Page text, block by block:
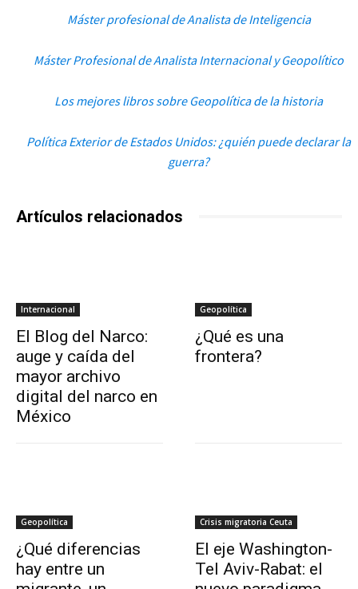
Máster profesional de Analista de Inteligencia
Máster Profesional de Analista Internacional y Geopolítico
Los mejores libros sobre Geopolítica de la historia
Política Exterior de Estados Unidos: ¿quién puede declarar la
guerra?
Artículos relacionados
Internacional
El Blog del Narco:
auge y caída del
mayor archivo
digital del narco en
México
Geopolítica
¿Qué es una
frontera?
Geopolítica
¿Qué diferencias
hay entre un
Crisis migratoria Ceuta
El eje Washington-
Tel Aviv-Rabat: el